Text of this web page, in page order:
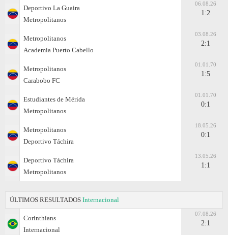
Deportivo La Guaira
Metropolitanos
06.08.26
1:2
Metropolitanos
Academia Puerto Cabello
03.08.26
2:1
Metropolitanos
Carabobo FC
01.01.70
1:5
Estudiantes de Mérida
Metropolitanos
01.01.70
0:1
Metropolitanos
Deportivo Táchira
18.05.26
0:1
Deportivo Táchira
Metropolitanos
13.05.26
1:1
ÚLTIMOS RESULTADOS Internacional
Corinthians
Internacional
07.08.26
2:1